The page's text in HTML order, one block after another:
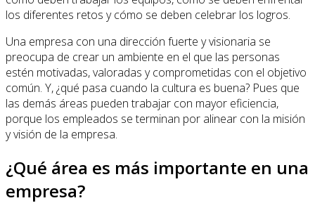
los diferentes retos y cómo se deben celebrar los logros.
Una empresa con una dirección fuerte y visionaria se
preocupa de crear un ambiente en el que las personas
estén motivadas, valoradas y comprometidas con el objetivo
común. Y, ¿qué pasa cuando la cultura es buena? Pues que
las demás áreas pueden trabajar con mayor eficiencia,
porque los empleados se terminan por alinear con la misión
y visión de la empresa.
¿Qué área es más importante en una
empresa?